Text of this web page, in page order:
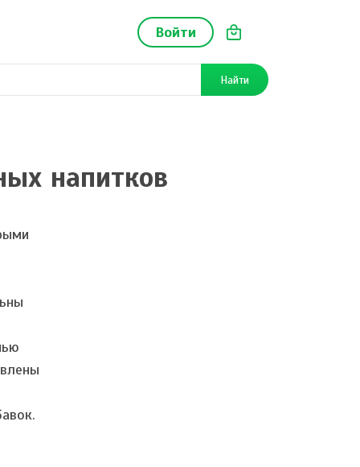
Войти
Найти
напитков